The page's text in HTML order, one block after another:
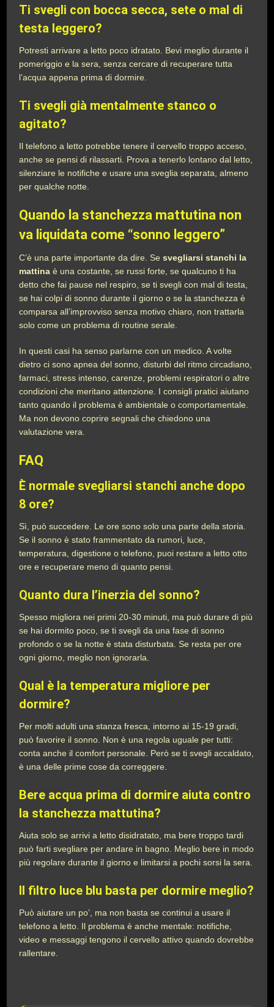
Ti svegli con bocca secca, sete o mal di
testa leggero?
Potresti arrivare a letto poco idratato. Bevi meglio durante il
pomeriggio e la sera, senza cercare di recuperare tutta
l’acqua appena prima di dormire.
Ti svegli già mentalmente stanco o
agitato?
Il telefono a letto potrebbe tenere il cervello troppo acceso,
anche se pensi di rilassarti. Prova a tenerlo lontano dal letto,
silenziare le notifiche e usare una sveglia separata, almeno
per qualche notte.
Quando la stanchezza mattutina non
va liquidata come “sonno leggero”
C’è una parte importante da dire. Sesvegliarsi stanchi la
mattina è una costante, se russi forte, se qualcuno ti ha
detto che fai pause nel respiro, se ti svegli con mal di testa,
se hai colpi di sonno durante il giorno o se la stanchezza è
comparsa all’improvviso senza motivo chiaro, non trattarla
solo come un problema di routine serale.
In questi casi ha senso parlarne con un medico. A volte
dietro ci sono apnea del sonno, disturbi del ritmo circadiano,
farmaci, stress intenso, carenze, problemi respiratori o altre
condizioni che meritano attenzione. I consigli pratici aiutano
tanto quando il problema è ambientale o comportamentale.
Ma non devono coprire segnali che chiedono una
valutazione vera.
FAQ
È normale svegliarsi stanchi anche dopo
8 ore?
Sì, può succedere. Le ore sono solo una parte della storia.
Se il sonno è stato frammentato da rumori, luce,
temperatura, digestione o telefono, puoi restare a letto otto
ore e recuperare meno di quanto pensi.
Quanto dura l’inerzia del sonno?
Spesso migliora nei primi 20-30 minuti, ma può durare di più
se hai dormito poco, se ti svegli da una fase di sonno
profondo o se la notte è stata disturbata. Se resta per ore
ogni giorno, meglio non ignorarla.
Qual è la temperatura migliore per
dormire?
Per molti adulti una stanza fresca, intorno ai 15-19 gradi,
può favorire il sonno. Non è una regola uguale per tutti:
conta anche il comfort personale. Però se ti svegli accaldato,
è una delle prime cose da correggere.
Bere acqua prima di dormire aiuta contro
la stanchezza mattutina?
Aiuta solo se arrivi a letto disidratato, ma bere troppo tardi
può farti svegliare per andare in bagno. Meglio bere in modo
più regolare durante il giorno e limitarsi a pochi sorsi la sera.
Il filtro luce blu basta per dormire meglio?
Può aiutare un po’, ma non basta se continui a usare il
telefono a letto. Il problema è anche mentale: notifiche,
video e messaggi tengono il cervello attivo quando dovrebbe
rallentare.